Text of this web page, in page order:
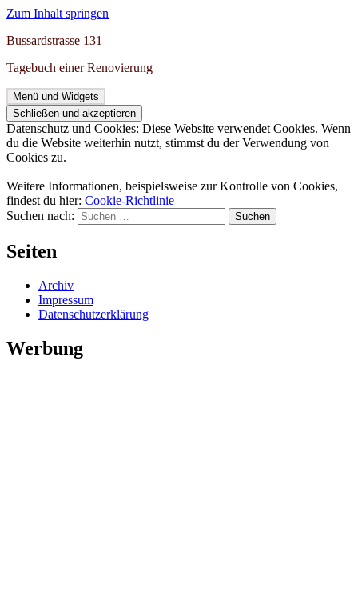
Zum Inhalt springen
Bussardstrasse 131
Tagebuch einer Renovierung
Menü und Widgets
Datenschutz und Cookies: Diese Website verwendet Cookies. Wenn
du die Website weiterhin nutzt, stimmst du der Verwendung von
Cookies zu.
Weitere Informationen, beispielsweise zur Kontrolle von Cookies,
findest du hier: Cookie-Richtlinie
Suchen nach:
Seiten
Archiv
Impressum
Datenschutzerklärung
Werbung